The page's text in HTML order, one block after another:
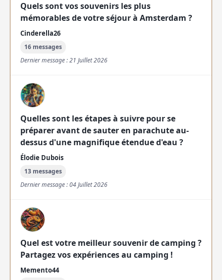
Quels sont vos souvenirs les plus
mémorables de votre séjour à Amsterdam ?
Cinderella26
16 messages
Dernier message : 21 Juillet 2026
Quelles sont les étapes à suivre pour se
préparer avant de sauter en parachute au-
dessus d'une magnifique étendue d'eau ?
Élodie Dubois
13 messages
Dernier message : 04 Juillet 2026
Quel est votre meilleur souvenir de camping ?
Partagez vos expériences au camping !
Memento44